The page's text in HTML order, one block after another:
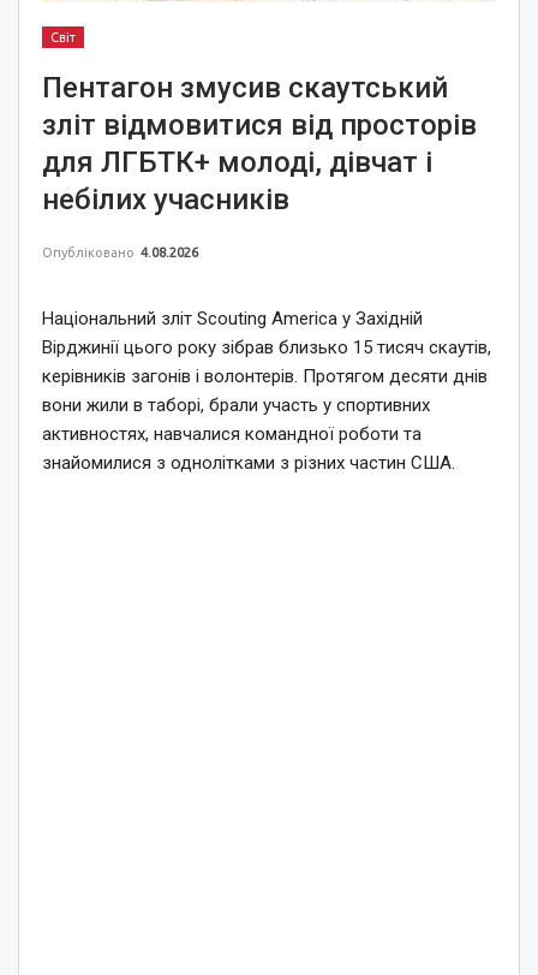
Світ
Пентагон змусив скаутський
зліт відмовитися від просторів
для ЛГБТК+ молоді, дівчат і
небілих учасників
Опубліковано 4.08.2026
Національний зліт Scouting America у Західній
Вірджинії цього року зібрав близько 15 тисяч скаутів,
керівників загонів і волонтерів. Протягом десяти днів
вони жили в таборі, брали участь у спортивних
активностях, навчалися командної роботи та
знайомилися з однолітками з різних частин США.